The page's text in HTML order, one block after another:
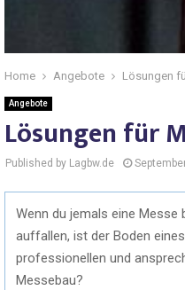
Home Angebote Lösungen
Angebote
Lösungen für
Published by Lagbw.de
Wenn du jemals eine Messe
auffallen, ist der Boden
professionellen und
Messebau?